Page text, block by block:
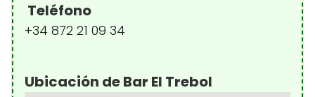
Teléfono
+34 872 21 09 34
Ubicación de Bar El Trebol